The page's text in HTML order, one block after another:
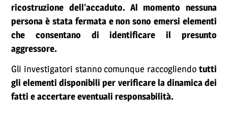
ricostruzione dell’accaduto. Al momento nessuna
persona è stata fermata e non sono emersi elementi
che consentano di identificare il presunto
aggressore.
Gli investigatori stanno comunque raccogliendotutti
gli elementi disponibili per verificare la dinamica dei
fatti e accertare eventuali responsabilità.